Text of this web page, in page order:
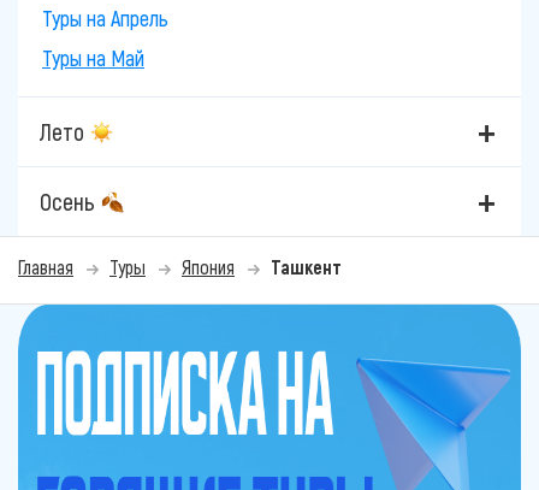
Туры на Апрель
Туры на Май
Лето
Осень
Главная Туры Япония Ташкент